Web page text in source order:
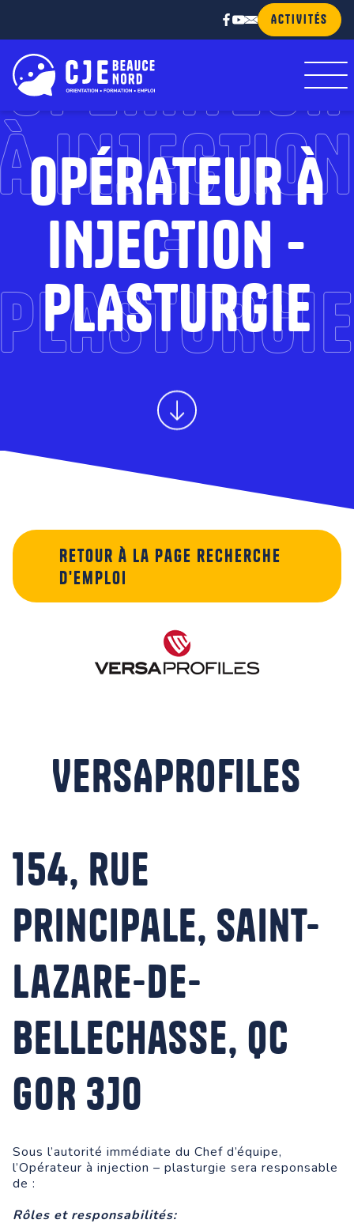
ACTIVITÉS
OPÉRATEUR
-
OPÉRATEUR À
INJECTION -
PLASTURGIE
Retour à la page recherche
d'emploi
VERSAPROFILES
154, rue
Principale, Saint-
Lazare-de-
Bellechasse, QC
G0R 3J0
Sous l’autorité immédiate du Chef d’équipe,
l’Opérateur à injection – plasturgie sera responsable
de :
Rôles et responsabilités: